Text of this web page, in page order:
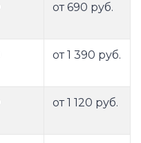
от 690 руб.
от 1 390 руб.
от 1 120 руб.